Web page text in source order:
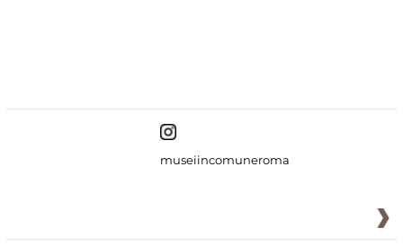
museiincomuneroma